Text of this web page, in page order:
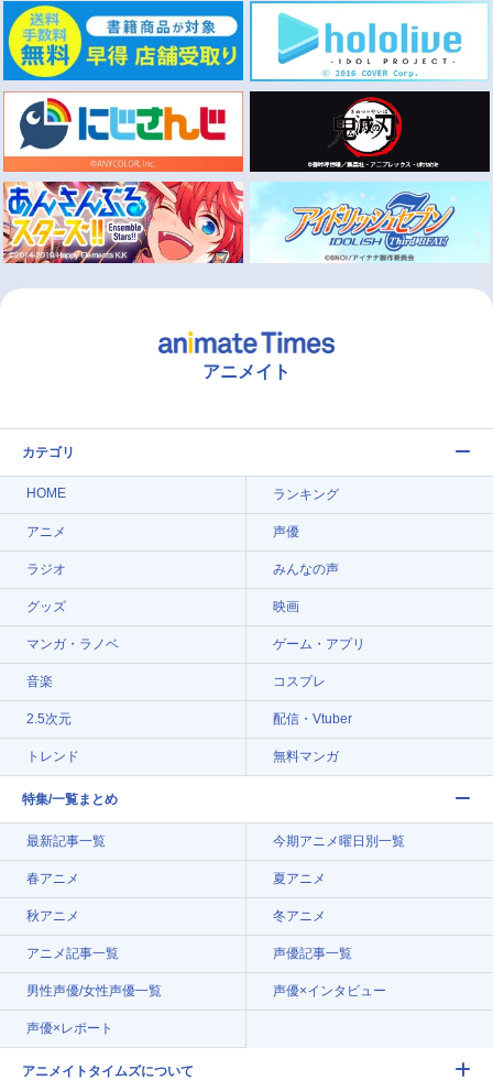
アニメイト
カテゴリ
HOME ランキング
アニメ 声優
ラジオ みんなの声
グッズ 映画
マンガ・ラノベ ゲーム・アプリ
音楽 コスプレ
2.5次元 配信・Vtuber
トレンド 無料マンガ
特集/一覧まとめ
最新記事一覧 今期アニメ曜日別一覧
春アニメ 夏アニメ
秋アニメ 冬アニメ
アニメ記事一覧 声優記事一覧
男性声優/女性声優一覧 声優×インタビュー
声優×レポート
アニメイトタイムズについて